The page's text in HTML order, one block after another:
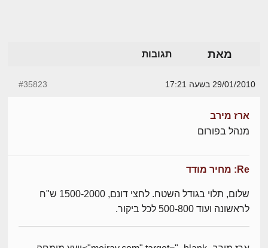
מאת תגובות
29/01/2010 בשעה 17:21 #35823
ארז מירב
מנהל בפורום
Re: מחיר מודד
שלום, תלוי בגודל השטח. לחצי דונם, 1500-2000 ש"ח
לראשונה ועוד 500-800 לכל ביקור.